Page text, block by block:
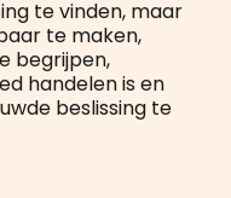
te vinden, maar
te maken,
begrijpen,
handelen is en
beslissing te